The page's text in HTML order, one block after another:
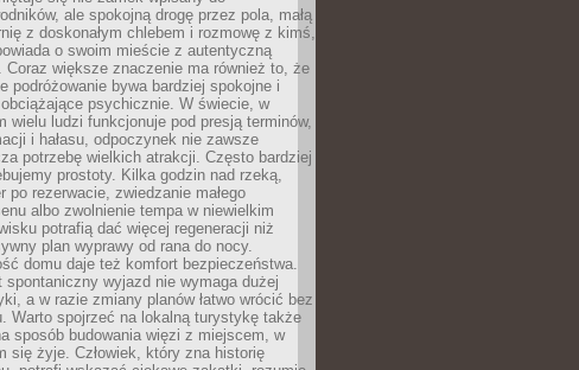
ale spokojną drogę przez pola, małą
z doskonałym chlebem i rozmowę z kimś,
o swoim mieście z autentyczną
Coraz większe znaczenie ma również to, że
podróżowanie bywa bardziej spokojne i
psychicznie. W świecie, w
wielu ludzi funkcjonuje pod presją terminów,
i hałasu, odpoczynek nie zawsze
potrzebę wielkich atrakcji. Często bardziej
prostoty. Kilka godzin nad rzeką,
po rezerwacie, zwiedzanie małego
albo zwolnienie tempa w niewielkim
potrafią dać więcej regeneracji niż
plan wyprawy od rana do nocy.
domu daje też komfort bezpieczeństwa.
spontaniczny wyjazd nie wymaga dużej
a w razie zmiany planów łatwo wrócić bez
Warto spojrzeć na lokalną turystykę także
sposób budowania więzi z miejscem, w
się żyje. Człowiek, który zna historię